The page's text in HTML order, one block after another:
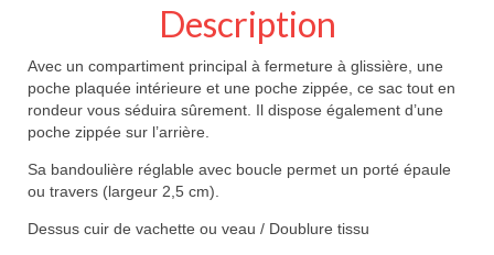
Description
Avec un compartiment principal à fermeture à glissière, une
poche plaquée intérieure et une poche zippée, ce sac tout en
rondeur vous séduira sûrement. Il dispose également d’une
poche zippée sur l’arrière.
Sa bandoulière réglable avec boucle permet un porté épaule
ou travers (largeur 2,5 cm).
Dessus cuir de vachette ou veau / Doublure tissu